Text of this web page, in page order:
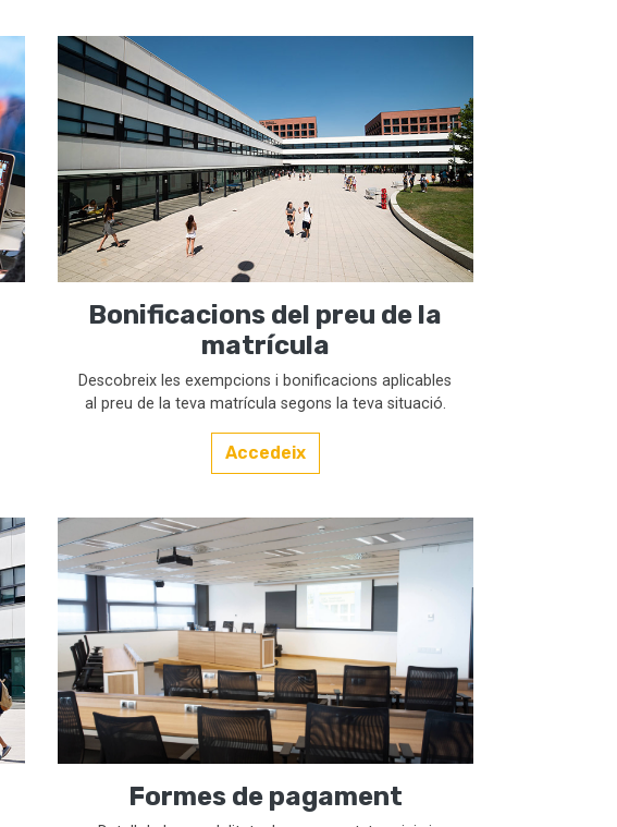
Bonificacions del preu de la
matrícula
Descobreix les exempcions i bonificacions aplicables
al preu de la teva matrícula segons la teva situació.
Accedeix
Formes de pagament